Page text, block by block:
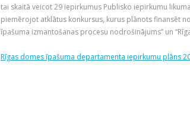
tai skaitā veicot 29 iepirkumus Publisko iepirkumu
piemērojot atklātus konkursus, kurus plānots finansēt
īpašuma izmantošanas procesu nodrošinājums” un
Rīgas domes īpašuma departamenta iepirkumu plāns